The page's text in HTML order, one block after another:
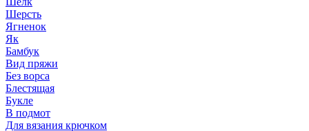
Шерсть
Ягненок
Як
Бамбук
Вид пряжи
Без ворса
Блестящая
Букле
В подмот
Для вязания крючком